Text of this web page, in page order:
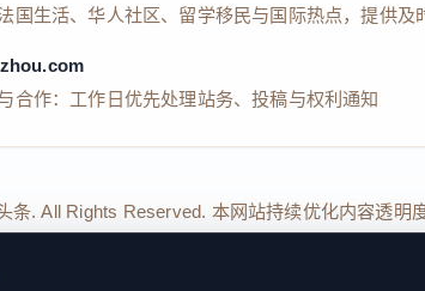
国生活、华人社区、留学移民与国际热点，提供
合作：工作日优先处理站务、投稿与权利通知
条. All Rights Reserved. 本网站持续优化内容透明